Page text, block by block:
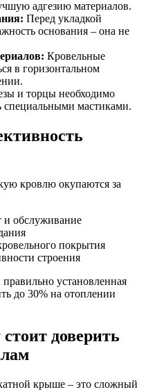
адгезию материалов.
Перед укладкой
основания – она не
Кровельные
в горизонтальном
и торцы необходимо
специальными мастиками.
кровлю окупаются за
и обслуживание
покрытия
строения
установленная
до 30% на отоплении
доверить
крыше – это сложный